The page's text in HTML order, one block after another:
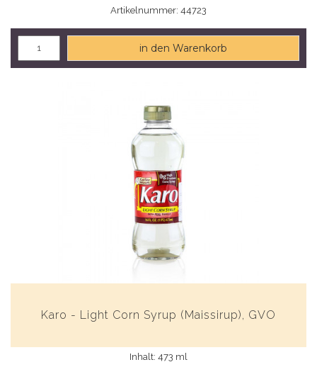
Artikelnummer: 44723
in den Warenkorb
Karo - Light Corn Syrup (Maissirup), GVO
Inhalt: 473 ml